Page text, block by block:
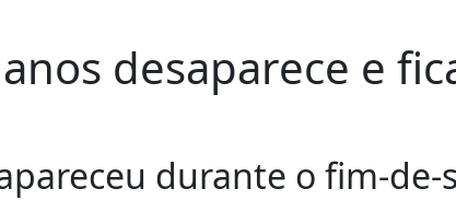
desaparece e
durante o fim-de-